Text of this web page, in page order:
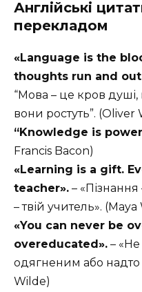
Англійські
перекладом
«Language is the
thoughts run and
“Мова – це кров душі,
вони ростуть”.
“Knowledge is
Francis Bacon)
«Learning is a gift.
teacher». –
– твій учитель».
«You can never be
overeducated». –
одягненим або надто
Wilde)